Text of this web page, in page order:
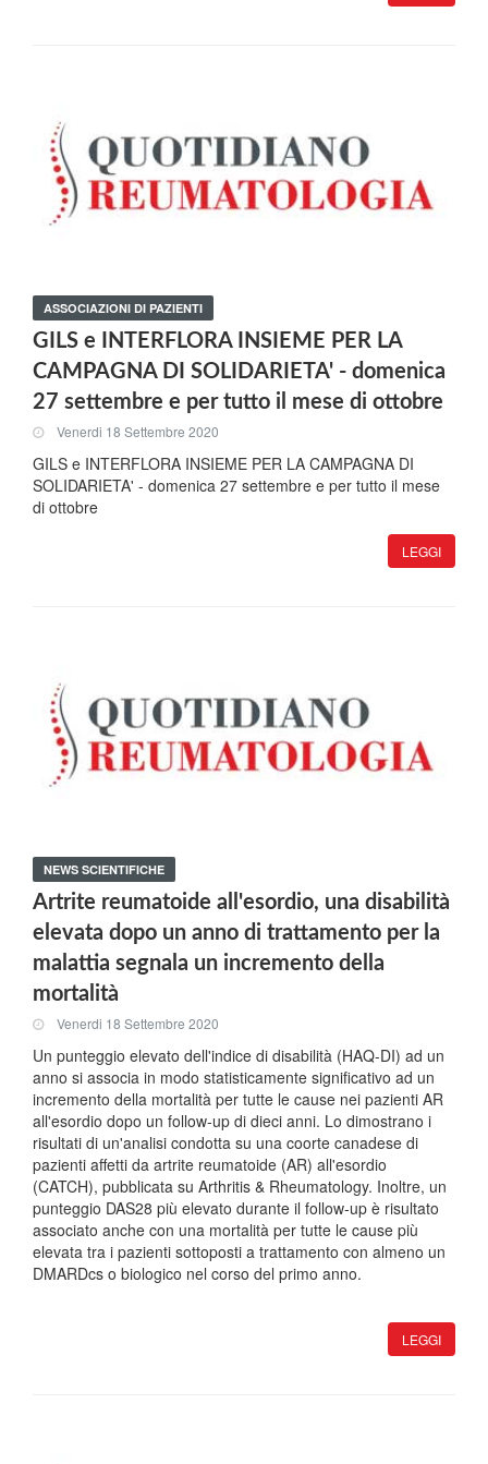
ASSOCIAZIONI DI PAZIENTI
GILS e INTERFLORA INSIEME PER LA
CAMPAGNA DI SOLIDARIETA' - domenica
27 settembre e per tutto il mese di ottobre
Venerdi 18 Settembre 2020
GILS e INTERFLORA INSIEME PER LA CAMPAGNA DI
SOLIDARIETA' - domenica 27 settembre e per tutto il mese
di ottobre
LEGGI
NEWS SCIENTIFICHE
Artrite reumatoide all'esordio, una disabilità
elevata dopo un anno di trattamento per la
malattia segnala un incremento della
mortalità
Venerdi 18 Settembre 2020
Un punteggio elevato dell'indice di disabilità (HAQ-DI) ad un
anno si associa in modo statisticamente significativo ad un
incremento della mortalità per tutte le cause nei pazienti AR
all'esordio dopo un follow-up di dieci anni. Lo dimostrano i
risultati di un'analisi condotta su una coorte canadese di
pazienti affetti da artrite reumatoide (AR) all'esordio
(CATCH), pubblicata su Arthritis & Rheumatology. Inoltre, un
punteggio DAS28 più elevato durante il follow-up è risultato
associato anche con una mortalità per tutte le cause più
elevata tra i pazienti sottoposti a trattamento con almeno un
DMARDcs o biologico nel corso del primo anno.
LEGGI